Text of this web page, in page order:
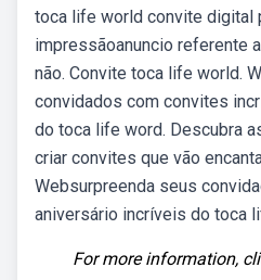
toca life world convite digital
impressãoanuncio referente
não. Convite toca life world.
convidados com convites
do toca life word. Descubra
criar convites que vão
Websurpreenda seus
aniversário incríveis do toca
For more information,